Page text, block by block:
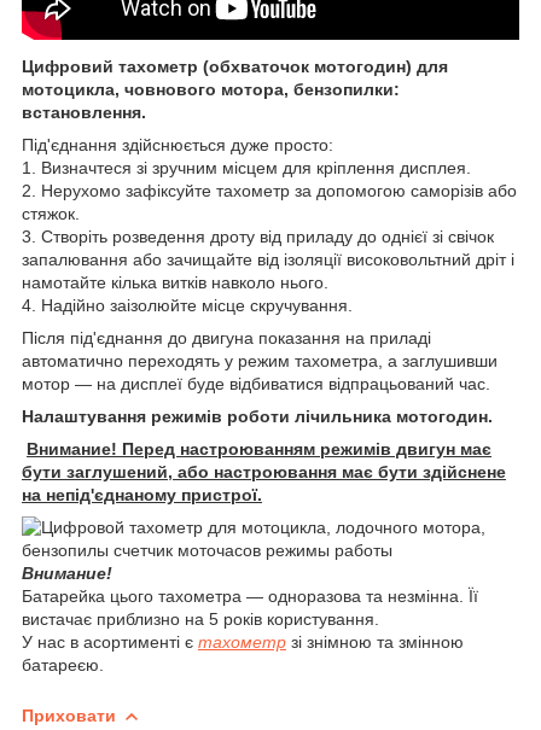
Цифровий тахометр (обхваточок мотогодин) для
мотоцикла, човнового мотора, бензопилки:
встановлення.
Під'єднання здійснюється дуже просто:
1. Визначтеся зі зручним місцем для кріплення дисплея.
2. Нерухомо зафіксуйте тахометр за допомогою саморізів або
стяжок.
3. Створіть розведення дроту від приладу до однієї зі свічок
запалювання або зачищайте від ізоляції високовольтний дріт і
намотайте кілька витків навколо нього.
4. Надійно заізолюйте місце скручування.
Після під'єднання до двигуна показання на приладі
автоматично переходять у режим тахометра, а заглушивши
мотор — на дисплеї буде відбиватися відпрацьований час.
Налаштування режимів роботи лічильника мотогодин.
Внимание! Перед настроюванням режимів двигун має
бути заглушений, або настроювання має бути здійснене
на непід'єднаному пристрої.
Внимание!
Батарейка цього тахометра — одноразова та незмінна. Її
вистачає приблизно на 5 років користування.
У нас в асортименті є тахометр зі знімною та змінною
батареєю.
Приховати